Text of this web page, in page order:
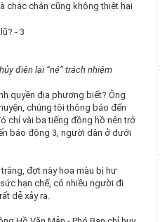
chắc chắn cũng không thiệt hại
điện lại “né” trách nhiệm
quyền địa phương biết? Ông
chúng tôi thông báo đến
chỉ vài ba tiếng đồng hồ nên trở
báo động 3, người dân ở dưới
đợt này hoa màu bị hư
hạn chế, có nhiều người đi
dễ xảy ra.